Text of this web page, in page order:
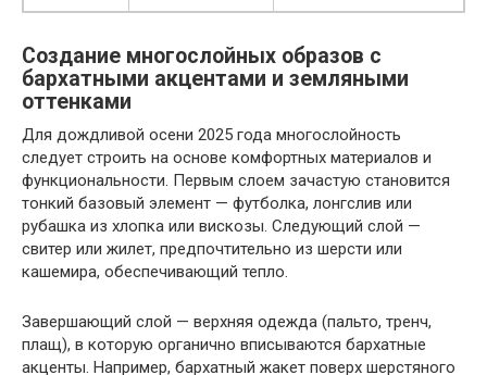
Создание многослойных образов с
бархатными акцентами и земляными
оттенками
Для дождливой осени 2025 года многослойность
следует строить на основе комфортных материалов и
функциональности. Первым слоем зачастую становится
тонкий базовый элемент — футболка, лонгслив или
рубашка из хлопка или вискозы. Следующий слой —
свитер или жилет, предпочтительно из шерсти или
кашемира, обеспечивающий тепло.
Завершающий слой — верхняя одежда (пальто, тренч,
плащ), в которую органично вписываются бархатные
акценты. Например, бархатный жакет поверх шерстяного